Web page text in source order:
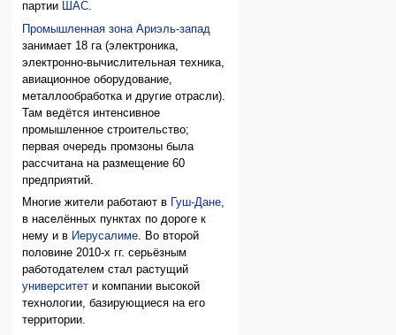
партии ШАС.
Промышленная зона Ариэль-запад
занимает 18 га (электроника,
электронно-вычислительная техника,
авиационное оборудование,
металлообработка и другие отрасли).
Там ведётся интенсивное
промышленное строительство;
первая очередь промзоны была
рассчитана на размещение 60
предприятий.
Многие жители работают в
Гуш-Дане,
в населённых пунктах по дороге к
нему и в Иерусалиме. Во второй
половине 2010-х гг. серьёзным
работодателем стал растущий
университет и компании высокой
технологии, базирующиеся на его
территории.